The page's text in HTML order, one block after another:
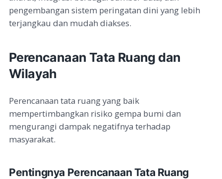
pengembangan sistem peringatan dini yang lebih
terjangkau dan mudah diakses.
Perencanaan Tata Ruang dan
Wilayah
Perencanaan tata ruang yang baik
mempertimbangkan risiko gempa bumi dan
mengurangi dampak negatifnya terhadap
masyarakat.
Pentingnya Perencanaan Tata Ruang